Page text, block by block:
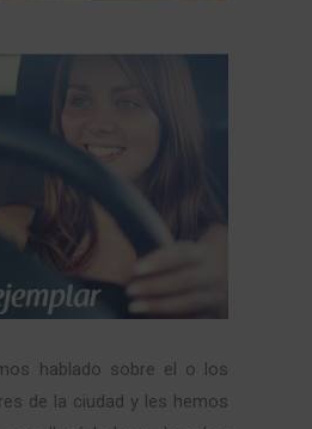
hablado sobre el o los
de la ciudad y les hemos